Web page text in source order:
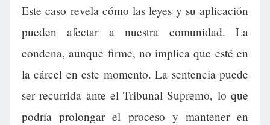
Este caso revela cómo las leyes y su aplicación
pueden afectar a nuestra comunidad. La
condena, aunque firme, no implica que esté en
la cárcel en este momento. La sentencia puede
ser recurrida ante el Tribunal Supremo, lo que
podría prolongar el proceso y mantener en